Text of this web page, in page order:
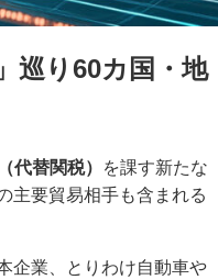
巡り60カ国・地
代替関税）
を課す新たな
主要貿易相手も含まれる
企業、とりわけ自動車や